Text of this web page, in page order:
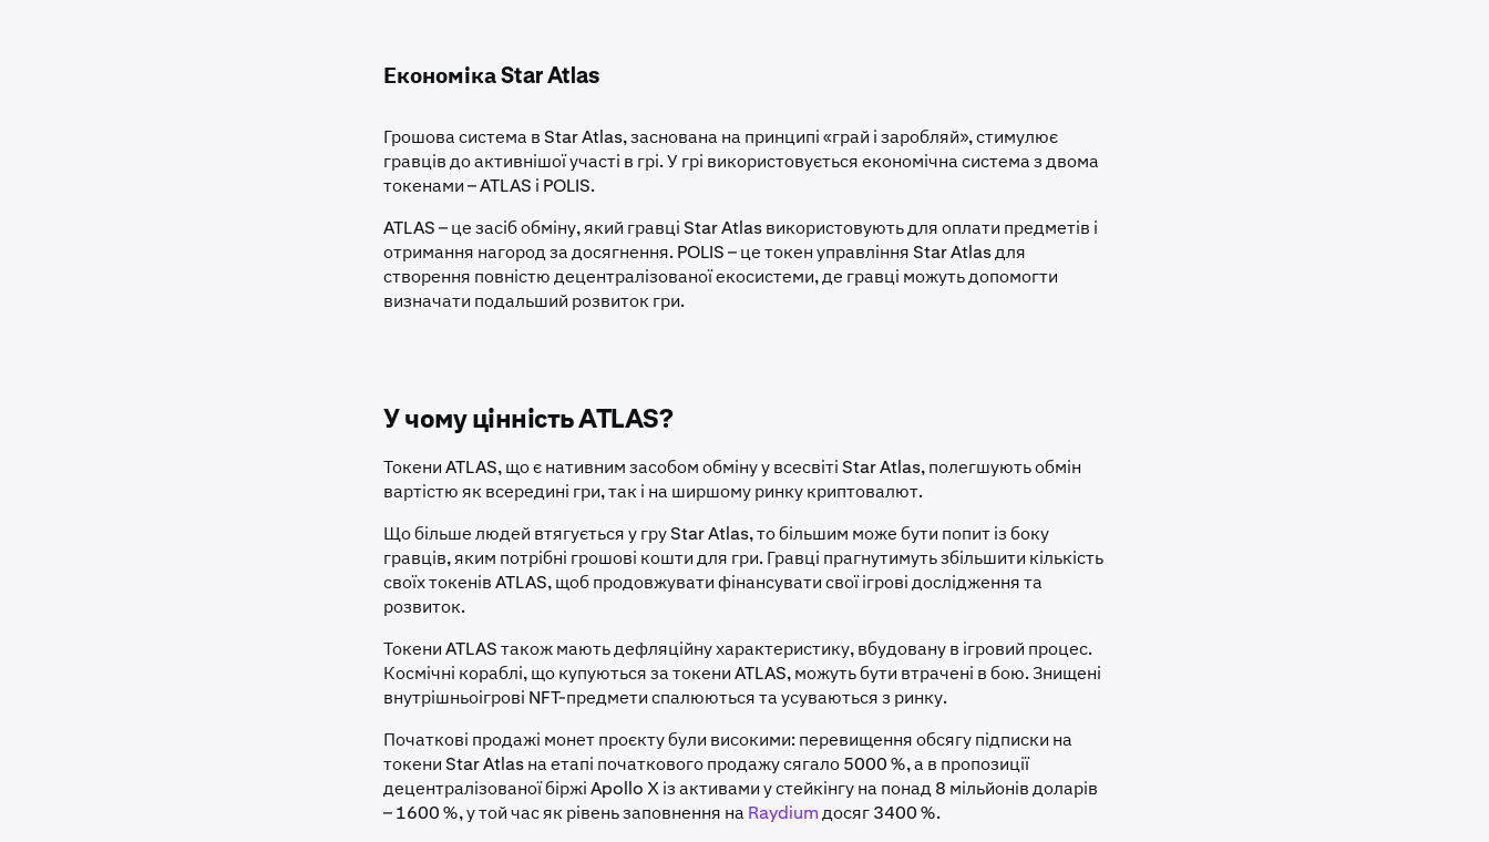
Економіка Star Atlas
Грошова система в Star Atlas, заснована на принципі «грай і заробляй», стимулює
гравців до активнішої участі в грі. У грі використовується економічна система з двома
токенами – ATLAS і POLIS.
ATLAS – це засіб обміну, який гравці Star Atlas використовують для оплати предметів і
отримання нагород за досягнення. POLIS – це токен управління Star Atlas для
створення повністю децентралізованої екосистеми, де гравці можуть допомогти
визначати подальший розвиток гри.
У чому цінність ATLAS?
Токени ATLAS, що є нативним засобом обміну у всесвіті Star Atlas, полегшують обмін
вартістю як всередині гри, так і на ширшому ринку криптовалют.
Що більше людей втягується у гру Star Atlas, то більшим може бути попит із боку
гравців, яким потрібні грошові кошти для гри. Гравці прагнутимуть збільшити кількість
своїх токенів ATLAS, щоб продовжувати фінансувати свої ігрові дослідження та
розвиток.
Токени ATLAS також мають дефляційну характеристику, вбудовану в ігровий процес.
Космічні кораблі, що купуються за токени ATLAS, можуть бути втрачені в бою. Знищені
внутрішньоігрові NFT-предмети спалюються та усуваються з ринку.
Початкові продажі монет проєкту були високими: перевищення обсягу підписки на
токени Star Atlas на етапі початкового продажу сягало 5000 %, а в пропозиції
децентралізованої біржі Apollo X із активами у стейкінгу на понад 8 мільйонів доларів
– 1600 %, у той час як рівень заповнення на Raydiumдосяг 3400 %.